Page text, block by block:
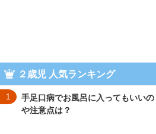
２歳児 人気ランキング
1
手足口病でお風呂に入ってもいい
や注意点は？